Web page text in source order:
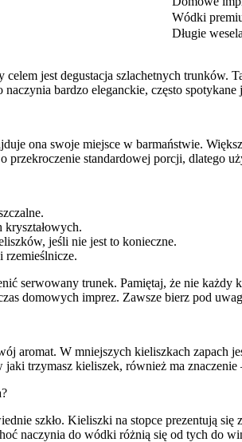
Wódki
Długie
jest degustacja szlachetnych
bardzo eleganckie, często
ona swoje miejsce w barmaństwie.
przekroczenie standardowej porcji, dlatego
jeśli nie jest to konieczne.
rzemieślnicze.
serwowany trunek. Pamiętaj, że nie
domowych imprez. Zawsze bierz pod
aromat. W mniejszych kieliszkach zapach
trzymasz kieliszek, również ma
szkło. Kieliszki na stopce prezentują
naczynia do wódki różnią się od tych do